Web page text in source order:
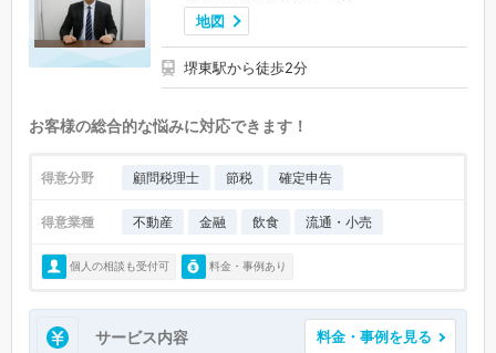
地図
堺東駅から徒歩2分
お客様の総合的な悩みに対応できます！
得意分野 顧問税理士 節税 確定申告
得意業種 不動産 金融 飲食 流通・小売
個人の相談も受付可 料金・事例あり
サービス内容 料金・事例を見る